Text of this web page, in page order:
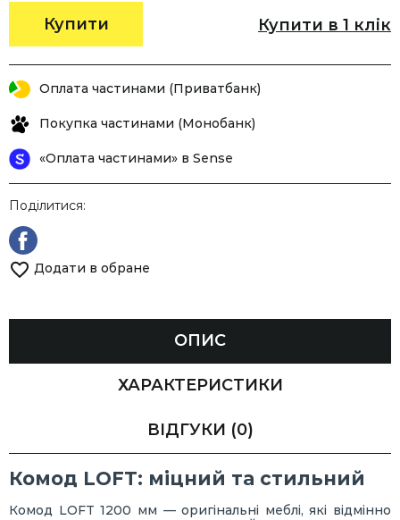
Купити Купити в 1 клік
Оплата частинами (Приватбанк)
Покупка частинами (Монобанк)
«Оплата частинами» в Sense
Поділитися:
Додати в обране
ОПИС
ХАРАКТЕРИСТИКИ
ВІДГУКИ (0)
Комод LOFT: міцний та стильний
Комод LOFT 1200 мм — оригінальні меблі, які відмінно